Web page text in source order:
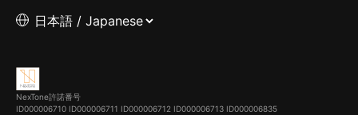
NexTone許諾番号
ID000006710 ID000006711 ID000006712 ID000006713 ID000006835